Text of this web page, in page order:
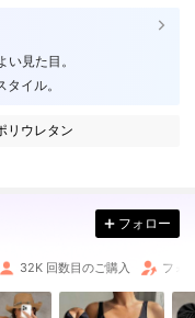
見た目。
イル。
リウレタン
フォロー
32K 回数目のご購入 フォ